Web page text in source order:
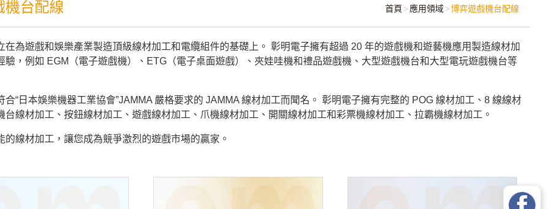
首頁 應用領域 博弈遊戲機台配線
機台配線
在為遊戲和娛樂產業製造頂級線材加工和電纜組件的基礎上。 彰明電子擁有超過 20 年的遊戲機和遊藝機應用製造線材加
驗，例如 EGM（電子遊戲機）、ETG（電子桌面遊戲）、夾娃哇機和禮品遊戲機、大型遊戲機台和大型電玩遊戲機台等
合“日本娛樂機器工業協會”JAMMA 嚴格要求的 JAMMA 線材加工而聞名。 彰明電子擁有完整的 POG 線材加工、8 線線材
台線材加工、按鈕線材加工、遊戲線材加工、爪機線材加工、開關線材加工和彩票機線材加工、拉霸機線材加工。
的線材加工，讓您成為競爭激烈的遊戲市場的贏家。